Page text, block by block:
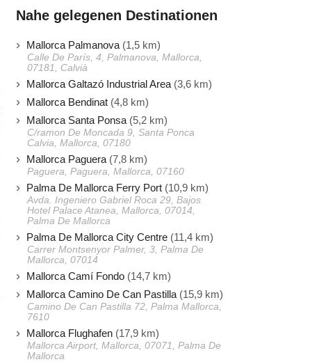
Nahe gelegenen Destinationen
Mallorca Palmanova (1,5 km)
Calle De París, 4, Palmanova, Mallorca,
07181, Calvià
Mallorca Galtazó Industrial Area (3,6 km)
Mallorca Bendinat (4,8 km)
Mallorca Santa Ponsa (5,2 km)
C/ramon De Moncada 9, Santa Ponca
Calvia, Mallorca, 07180
Mallorca Paguera (7,8 km)
Paguera, Paguera, Mallorca, 07160
Palma De Mallorca Ferry Port (10,9 km)
Avda. Ingeniero Gabriel Roca 29, Bajos
Hotel Palace Atanea, Mallorca, 07014,
Palma De Mallorca
Palma De Mallorca City Centre (11,4 km)
Carrer Montsenyor Palmer, 3, Palma De
Mallorca, 07014
Mallorca Camí Fondo (14,7 km)
Mallorca Camino De Can Pastilla (15,9 km)
Camino De Can Pastilla 72, Palma Mallorca,
7610
Mallorca Flughafen (17,9 km)
Mallorca Airport, Mallorca, 07071, Palma De
Mallorca